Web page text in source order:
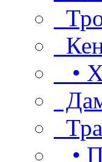
•
•